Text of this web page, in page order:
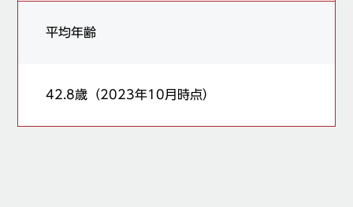
平均年齢
42.8歳（2023年10月時点）